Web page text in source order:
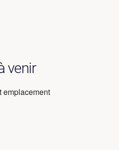
venir
emplacement